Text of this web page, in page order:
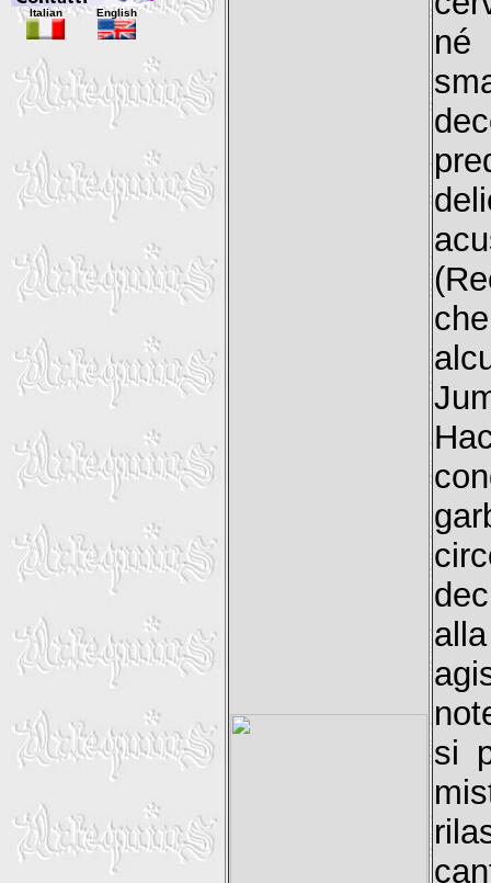
né
si
Italian English